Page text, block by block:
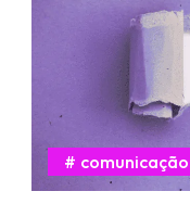
comunicação